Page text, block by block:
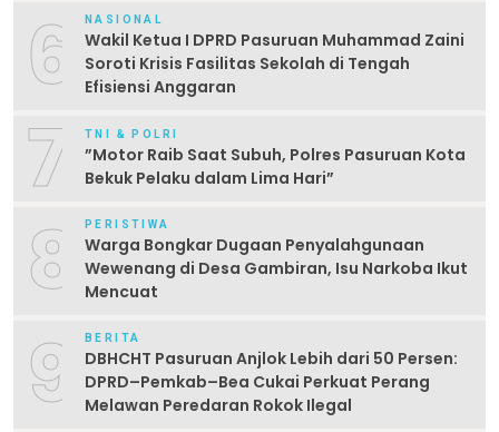
6 NASIONAL
Wakil Ketua I DPRD Pasuruan Muhammad Zaini
Soroti Krisis Fasilitas Sekolah di Tengah
Efisiensi Anggaran
7 TNI & POLRI
‎”Motor Raib Saat Subuh, Polres Pasuruan Kota
Bekuk Pelaku dalam Lima Hari” ‎
8 PERISTIWA
Warga Bongkar Dugaan Penyalahgunaan
Wewenang di Desa Gambiran, Isu Narkoba Ikut
Mencuat
9 BERITA
DBHCHT Pasuruan Anjlok Lebih dari 50 Persen:
DPRD–Pemkab–Bea Cukai Perkuat Perang
Melawan Peredaran Rokok Ilegal